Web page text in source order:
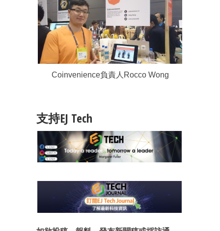
Coinvenience負責人Rocco Wong
支持EJ Tech